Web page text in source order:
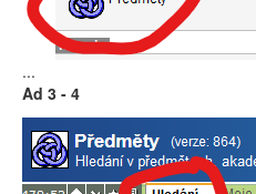
...
Ad 3 - 4